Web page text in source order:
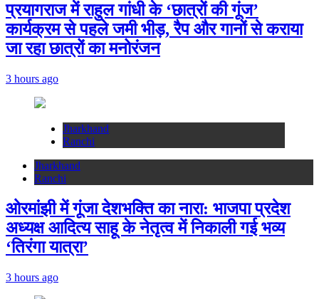
प्रयागराज में राहुल गांधी के ‘छात्रों की गूंज’
कार्यक्रम से पहले जमी भीड़, रैप और गानों से कराया
जा रहा छात्रों का मनोरंजन
3 hours ago
Jharkhand
Ranchi
Jharkhand
Ranchi
ओरमांझी में गूंजा देशभक्ति का नारा: भाजपा प्रदेश
अध्यक्ष आदित्य साहू के नेतृत्व में निकाली गई भव्य
‘तिरंगा यात्रा’
3 hours ago